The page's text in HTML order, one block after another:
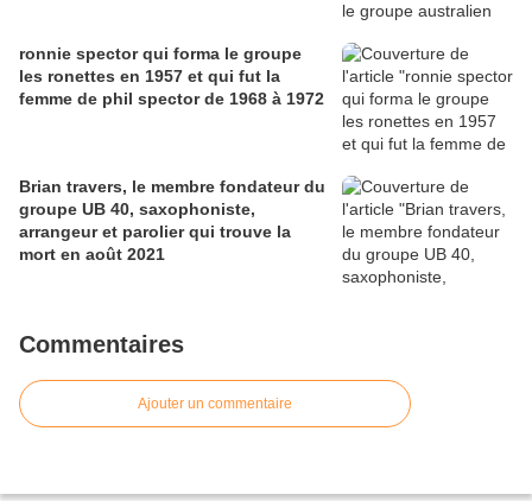
ronnie spector qui forma le groupe
les ronettes en 1957 et qui fut la
femme de phil spector de 1968 à 1972
Brian travers, le membre fondateur du
groupe UB 40, saxophoniste,
arrangeur et parolier qui trouve la
mort en août 2021
Commentaires
Ajouter un commentaire